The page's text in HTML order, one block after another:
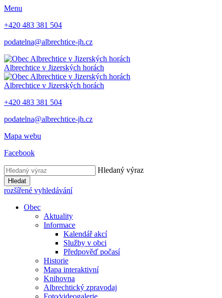
Menu
+420 483 381 504
podatelna@albrechtice-jh.cz
Albrechtice v Jizerských horách
Albrechtice v Jizerských horách
+420 483 381 504
podatelna@albrechtice-jh.cz
Mapa webu
Facebook
Hledaný výraz
Hledat
rozšířené vyhledávání
Obec
Aktuality
Informace
Kalendář akcí
Služby v obci
Předpověď počasí
Historie
Mapa interaktivní
Knihovna
Albrechtický zpravodaj
Foto⁄videogalerie